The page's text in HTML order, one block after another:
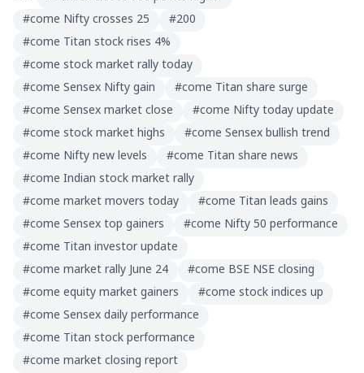
#come Nifty crosses 25 #200
#come Titan stock rises 4%
#come stock market rally today
#come Sensex Nifty gain #come Titan share surge
#come Sensex market close #come Nifty today update
#come stock market highs #come Sensex bullish trend
#come Nifty new levels #come Titan share news
#come Indian stock market rally
#come market movers today #come Titan leads gains
#come Sensex top gainers #come Nifty 50 performance
#come Titan investor update
#come market rally June 24 #come BSE NSE closing
#come equity market gainers #come stock indices up
#come Sensex daily performance
#come Titan stock performance
#come market closing report